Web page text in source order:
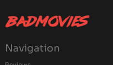
Navigation